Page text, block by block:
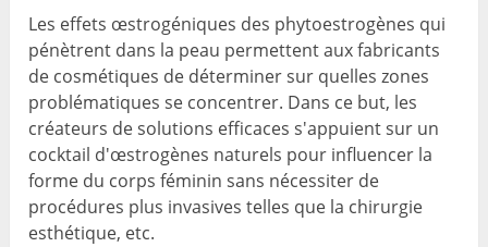
Les effets œstrogéniques des phytoestrogènes qui
pénètrent dans la peau permettent aux fabricants
de cosmétiques de déterminer sur quelles zones
problématiques se concentrer. Dans ce but, les
créateurs de solutions efficaces s'appuient sur un
cocktail d'œstrogènes naturels pour influencer la
forme du corps féminin sans nécessiter de
procédures plus invasives telles que la chirurgie
esthétique, etc.